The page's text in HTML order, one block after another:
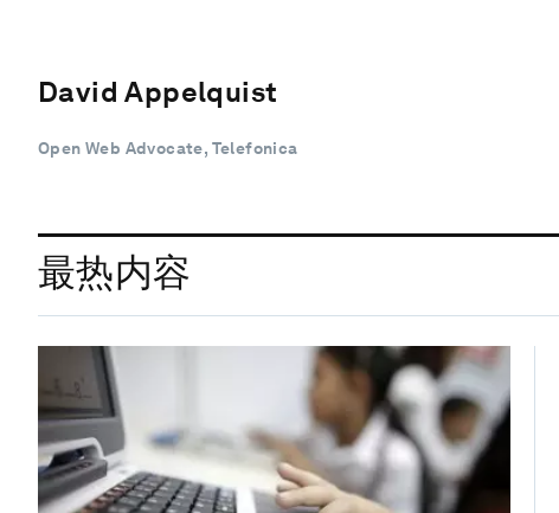
David Appelquist
Open Web Advocate, Telefonica
最热内容